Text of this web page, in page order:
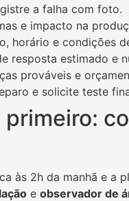
a falha com foto.
e impacto na
horário e condições
resposta estimado e
prováveis e
e solicite teste
primeiro:
às 2h da manhã e a
e observador de